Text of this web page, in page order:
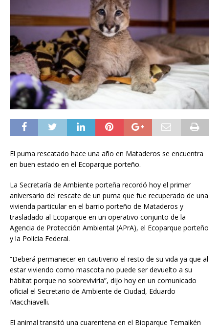
El puma rescatado hace una año en Mataderos se encuentra
en buen estado en el Ecoparque porteño.
La Secretaría de Ambiente porteña recordó hoy el primer
aniversario del rescate de un puma que fue recuperado de una
vivienda particular en el barrio porteño de Mataderos y
trasladado al Ecoparque en un operativo conjunto de la
Agencia de Protección Ambiental (APrA), el Ecoparque porteño
y la Policía Federal.
“Deberá permanecer en cautiverio el resto de su vida ya que al
estar viviendo como mascota no puede ser devuelto a su
hábitat porque no sobreviviría”, dijo hoy en un comunicado
oficial el Secretario de Ambiente de Ciudad, Eduardo
Macchiavelli.
El animal transitó una cuarentena en el Bioparque Temaikén